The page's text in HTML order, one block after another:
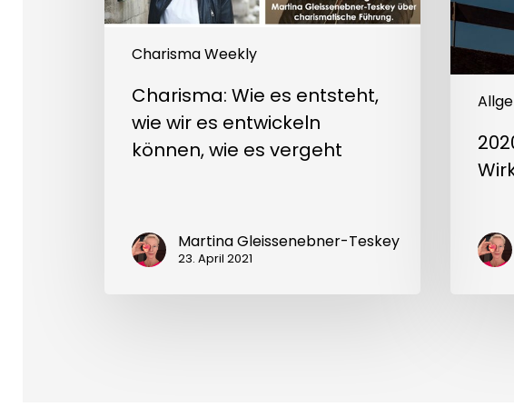
Charisma Weekly
wie
vergeht
Charisma: Wie es entsteht,
wie wir es entwickeln
können, wie es vergeht
Martina Gleissenebner-Teskey
23. April 2021